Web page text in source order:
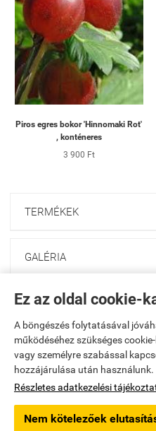
Ez az oldal cookie-
A böngészés folytatásával
működéséhez szükséges
vagy személyre szabással
hozzájárulása után használunk.
Részletes adatkezelési
Nem kötelezőek
Piros egres bokor 'Hinnomaki Rot'
, konténeres
3 900 Ft
TERMÉKEK
GALÉRIA
ONLINE GAZDABOLT
Saját fiók
Elérhetőségek